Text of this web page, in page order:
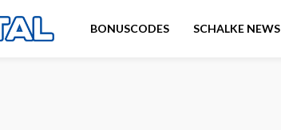
BONUSCODES SCHALKE NEWS